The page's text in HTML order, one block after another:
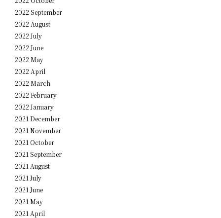
2022 September
2022 August
2022 July
2022 June
2022 May
2022 April
2022 March
2022 February
2022 January
2021 December
2021 November
2021 October
2021 September
2021 August
2021 July
2021 June
2021 May
2021 April